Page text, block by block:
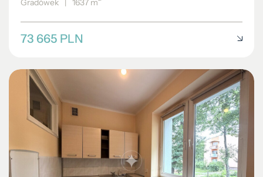
Gradówek | 1637 m
73 665 PLN